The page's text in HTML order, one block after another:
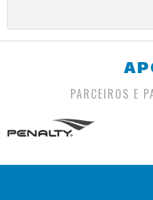
PARCEIROS E